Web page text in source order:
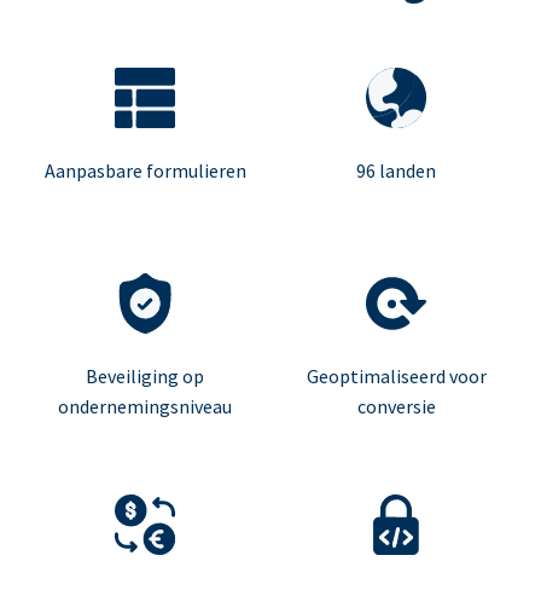
Aanpasbare formulieren 96 landen
Beveiliging op
ondernemingsniveau
Geoptimaliseerd voor
conversie